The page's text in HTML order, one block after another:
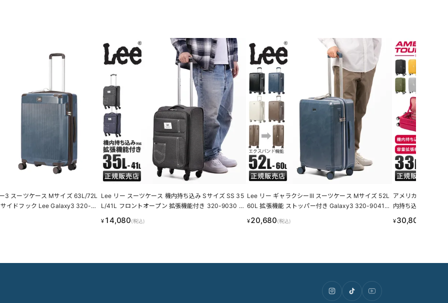
3 スーツケース Mサイズ 63L/72L
イドフック Lee Galaxy3 320-90
Lee リー スーツケース 機内持ち込み Sサイズ SS 35
L/41L フロントオープン 拡張機能付き 320-9030 ソ
フトキャリー LINECPN
¥ 14,080(税込)
Lee リー ギャラクシーIII スーツケース Mサイズ 52L
60L 拡張機能 ストッパー付き Galaxy3 320-9041
キャリーケース LINECPN
¥20,680(税込)
アメリカンツーリ
内持ち込み Sサイ
プン
¥30,800